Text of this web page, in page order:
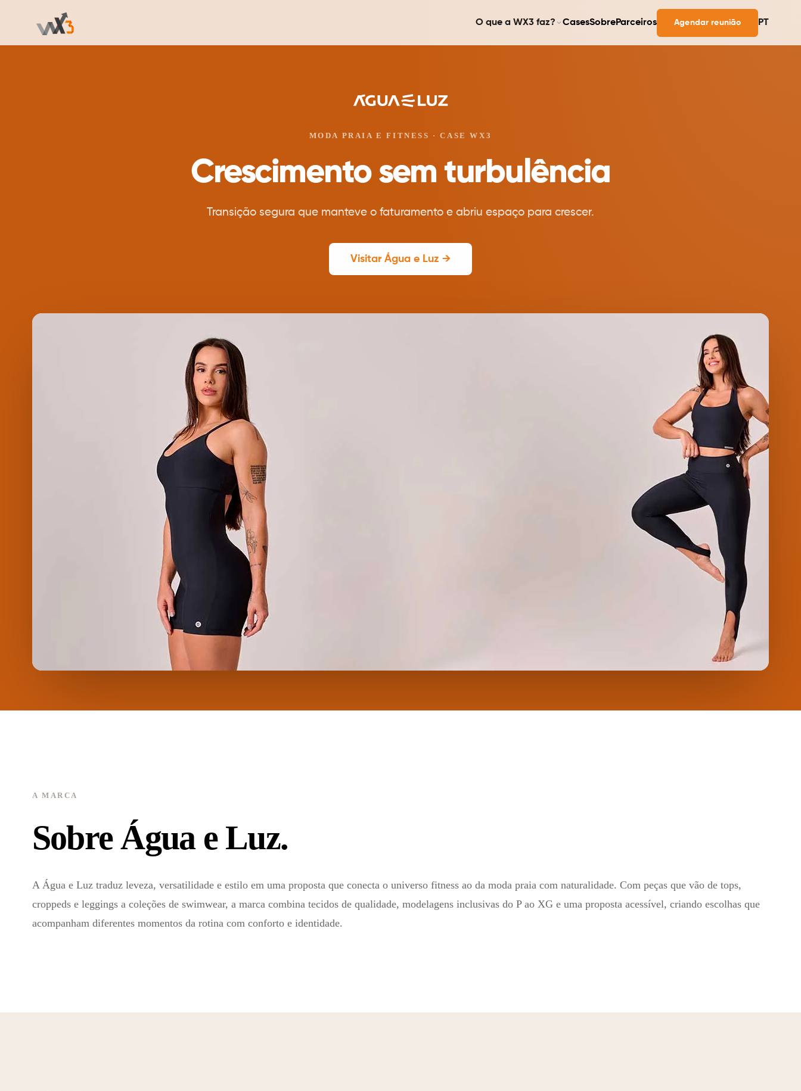
O que a WX3 faz? CasesSobreParceiros Agendar reunião PT
MODA PRAIA E FITNESS · CASE WX3
Crescimento sem turbulência
Transição segura que manteve o faturamento e abriu espaço para crescer.
Visitar Água e Luz →
A MARCA
Sobre Água e Luz.
A Água e Luz traduz leveza, versatilidade e estilo em uma proposta que conecta o universo fitness ao da moda praia com naturalidade. Com peças que vão de tops,
croppeds e leggings a coleções de swimwear, a marca combina tecidos de qualidade, modelagens inclusivas do P ao XG e uma proposta acessível, criando escolhas que
acompanham diferentes momentos da rotina com conforto e identidade.